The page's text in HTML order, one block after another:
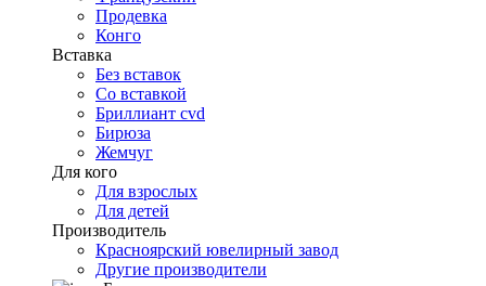
Продевка
Конго
Вставка
Без вставок
Со вставкой
Бриллиант cvd
Бирюза
Жемчуг
Для кого
Для взрослых
Для детей
Производитель
Красноярский ювелирный завод
Другие производители